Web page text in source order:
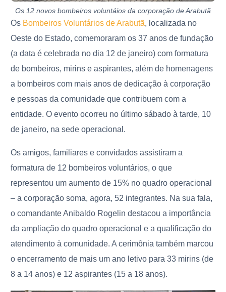
Os 12 novos bombeiros voluntáios da corporação de Arabutã
Os Bombeiros Voluntários de Arabutã, localizada no
Oeste do Estado, comemoraram os 37 anos de fundação
(a data é celebrada no dia 12 de janeiro) com formatura
de bombeiros, mirins e aspirantes, além de homenagens
a bombeiros com mais anos de dedicação à corporação
e pessoas da comunidade que contribuem com a
entidade. O evento ocorreu no último sábado à tarde, 10
de janeiro, na sede operacional.
Os amigos, familiares e convidados assistiram a
formatura de 12 bombeiros voluntários, o que
representou um aumento de 15% no quadro operacional
– a corporação soma, agora, 52 integrantes. Na sua fala,
o comandante Anibaldo Rogelin destacou a importância
da ampliação do quadro operacional e a qualificação do
atendimento à comunidade. A cerimônia também marcou
o encerramento de mais um ano letivo para 33 mirins (de
8 a 14 anos) e 12 aspirantes (15 a 18 anos).